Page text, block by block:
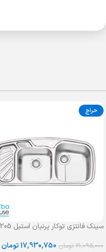
حراج
سینک فانتزی توکار پرنیان استیل PS 1205
21,095,000 تومان 17,930,750تومان